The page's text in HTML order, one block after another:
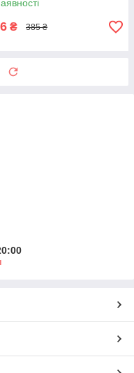
₴ 385 ₴